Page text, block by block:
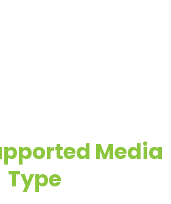
Media
Type